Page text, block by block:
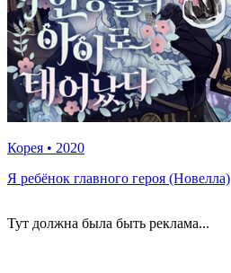
Корея • 2020
Я ребёнок главного героя (Новелла)
Тут должна была быть реклама...